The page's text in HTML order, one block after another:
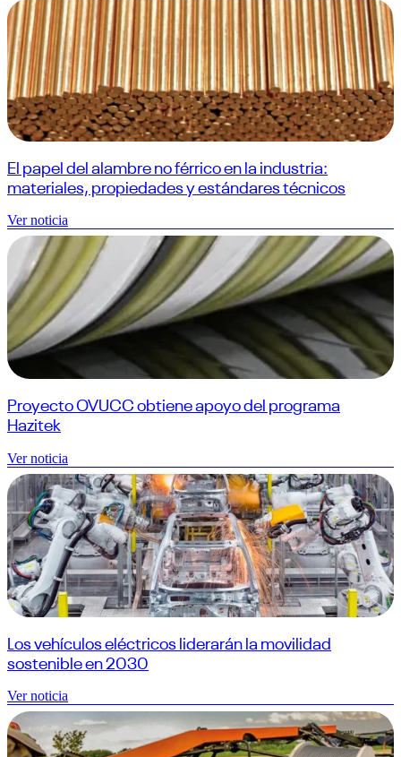
El papel del alambre no férrico en la industria:
materiales, propiedades y estándares técnicos
Ver noticia
Proyecto OVUCC obtiene apoyo del programa
Hazitek
Ver noticia
Los vehículos eléctricos liderarán la movilidad
sostenible en 2030
Ver noticia